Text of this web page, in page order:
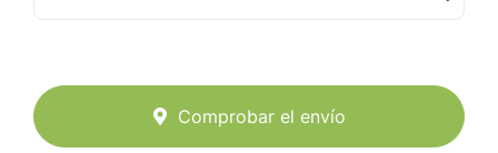
Comprobar el envío